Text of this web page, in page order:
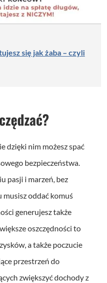
się jak żaba – czyli
dzięki nim możesz spać
bezpieczeństwa.
pasji i marzeń, bez
musisz oddać komuś
generujesz także
oszczędności to
a także poczucie
przestrzeń do
zwiększyć dochody z